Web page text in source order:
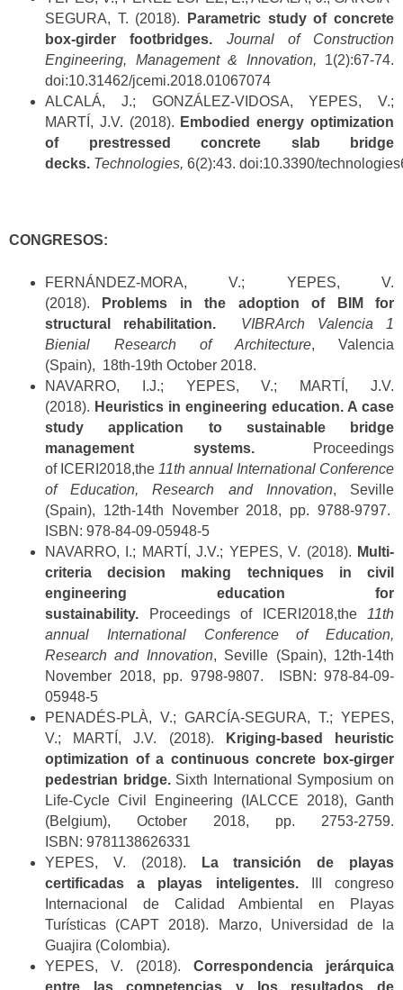
SEGURA, T. (2018).
Parametric study of concrete
box-girder footbridges.
Journal of Construction
Engineering, Management & Innovation, 1(2):67-74.
doi:10.31462/jcemi.2018.01067074
ALCALÁ, J.; GONZÁLEZ-VIDOSA, YEPES, V.;
MARTÍ, J.V. (2018). Embodied energy optimization
of prestressed concrete slab bridge
decks. Technologies, 6(2):43. doi:10.3390/
CONGRESOS:
FERNÁNDEZ-MORA, V.; YEPES, V.
(2018).
Problems in the adoption of BIM for
structural rehabilitation.
VIBRArch Valencia 1
Bienial Research of Architecture, Valencia
(Spain), 18th-19th October 2018.
NAVARRO, I.J.; YEPES, V.; MARTÍ, J.V.
(2018). Heuristics in engineering education. A case
study application to sustainable bridge
management systems.Proceedings
of ICERI2018,the 11th annual International Conference
of Education, Research and Innovation, Seville
(Spain), 12th-14th November 2018, pp. 9788-9797.
ISBN: 978-84-09-05948-5
NAVARRO, I.; MARTÍ, J.V.; YEPES, V. (2018). Multi-
criteria decision making techniques in civil
engineering education for
sustainability. Proceedings of ICERI2018,the 11th
annual International Conference of Education,
Research and Innovation, Seville (Spain), 12th-14th
November 2018, pp. 9798-9807. ISBN: 978-84-09-
05948-5
PENADÉS-PLÀ, V.; GARCÍA-SEGURA, T.; YEPES,
V.; MARTÍ, J.V. (2018).
Kriging-based heuristic
optimization of a continuous concrete box-girger
pedestrian bridge.Sixth International Symposium on
Life-Cycle Civil Engineering (IALCCE 2018), Ganth
(Belgium), October 2018, pp. 2753-2759.
ISBN: 9781138626331
YEPES, V. (2018).
La transición de playas
certificadas a playas inteligentes.III congreso
Internacional de Calidad Ambiental en Playas
Turísticas (CAPT 2018). Marzo, Universidad de la
Guajira (Colombia).
YEPES, V. (2018). Correspondencia jerárquica
entre las competencias y los resultados de